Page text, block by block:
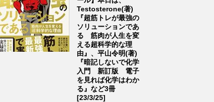
Testosterone(著)
『超筋トレが最強の
ソリューションであ
る 筋肉が人生を変
える超科学的な理
由』、平山令明(著)
『暗記しないで化学
入門 新訂版 電子
を見れば化学はわか
る』など3冊
[23/3/25]